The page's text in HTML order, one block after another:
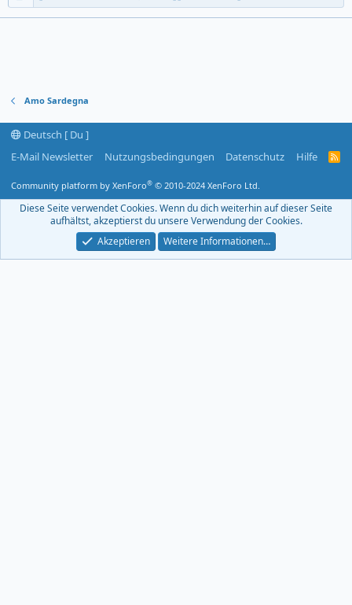
Amo Sardegna
Deutsch [ Du ]
E-Mail Newsletter
Nutzungsbedingungen Datenschutz Hilfe
R
F
Community platform by XenForo® © 2010-2024 XenForo Ltd.
Diese Seite verwendet Cookies. Wenn du dich weiterhin auf dieser Seite
aufhältst, akzeptierst du unsere Verwendung der Cookies.
Akzeptieren
Weitere Informationen…